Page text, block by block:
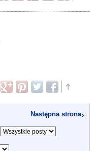
Następna strona